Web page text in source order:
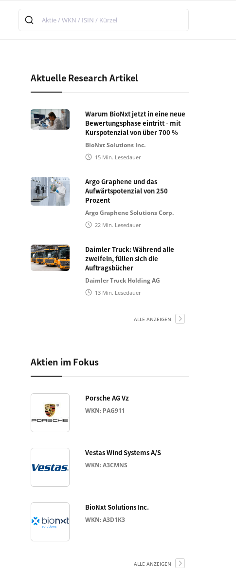
Aktuelle Research Artikel
Warum BioNxt jetzt in eine neue
Bewertungsphase eintritt - mit
Kurspotenzial von über 700 %
BioNxt Solutions Inc.
15 Min. Lesedauer
Argo Graphene und das
Aufwärtspotenzial von 250
Prozent
Argo Graphene Solutions Corp.
22 Min. Lesedauer
Daimler Truck: Während alle
zweifeln, füllen sich die
Auftragsbücher
Daimler Truck Holding AG
13 Min. Lesedauer
ALLE ANZEIGEN
Aktien im Fokus
Porsche AG Vz
WKN: PAG911
Vestas Wind Systems A/S
WKN: A3CMNS
BioNxt Solutions Inc.
WKN: A3D1K3
ALLE ANZEIGEN